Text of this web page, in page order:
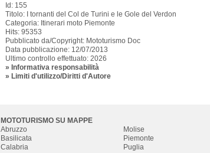
Id: 155
Titolo: I tornanti del Col de Turini e le Gole del Verdon
Categoria: Itinerari moto Piemonte
Hits: 95353
Pubblicato da/Copyright: Mototurismo Doc
Data pubblicazione: 12/07/2013
Ultimo controllo effettuato: 2026
» Informativa responsabilità
» Limiti d'utilizzo/Diritti d'Autore
MOTOTURISMO SU MAPPE
Abruzzo
Basilicata
Calabria
Molise
Piemonte
Puglia